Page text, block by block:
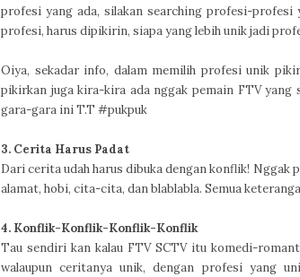
profesi yang ada, silakan searching profesi-profesi
profesi, harus dipikirin, siapa yang lebih unik jadi
Oiya, sekadar info, dalam memilih profesi unik
pikirkan juga kira-kira ada nggak pemain FTV
gara-gara ini T.T #pukpuk
3. Cerita Harus Padat
Dari cerita udah harus dibuka dengan konflik! Nggak
alamat, hobi, cita-cita, dan blablabla. Semua
4. Konflik-Konflik-Konflik-Konflik
Tau sendiri kan kalau FTV SCTV itu komedi-
walaupun ceritanya unik, dengan profesi yang